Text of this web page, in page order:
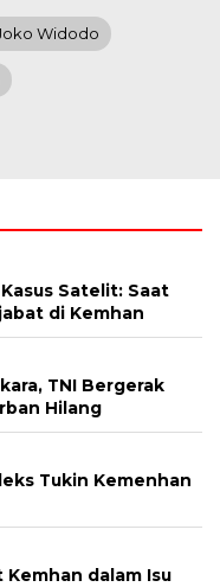
Widodo
Satelit: Saat
di Kemhan
TNI Bergerak
Hilang
Tukin Kemenhan
dalam Isu